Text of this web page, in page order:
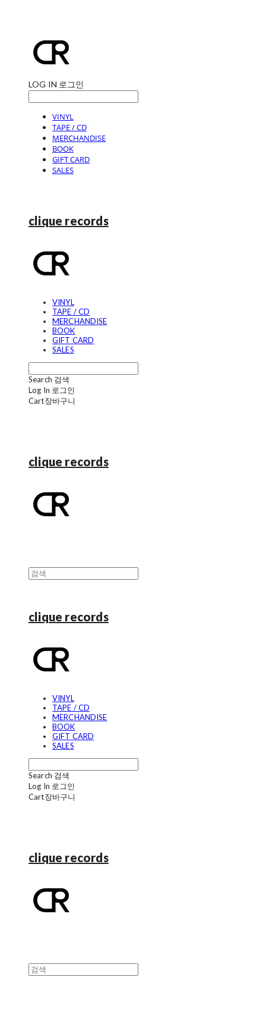
LOG IN 로그인
VINYL
TAPE / CD
MERCHANDISE
BOOK
GIFT CARD
SALES
clique records
VINYL
TAPE / CD
MERCHANDISE
BOOK
GIFT CARD
SALES
Search 검색
Log In 로그인
Cart장바구니
clique records
clique records
VINYL
TAPE / CD
MERCHANDISE
BOOK
GIFT CARD
SALES
Search 검색
Log In 로그인
Cart장바구니
clique records